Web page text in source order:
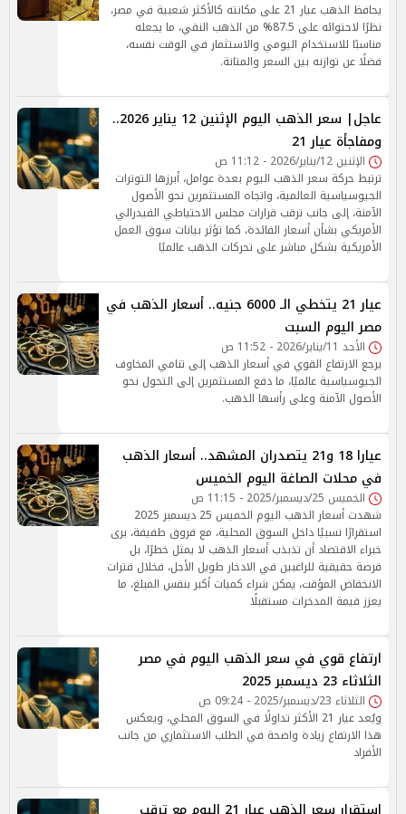
يحافظ الذهب عيار 21 على مكانته كالأكثر شعبية في مصر،
نظرًا لاحتوائه على 87.5% من الذهب النقي، ما يجعله
مناسبًا للاستخدام اليومي والاستثمار في الوقت نفسه،
فضلًا عن توازنه بين السعر والمتانة.
عاجل| سعر الذهب اليوم الإثنين 12 يناير 2026..
ومفاجأة عيار 21
الإثنين 12/يناير/2026 - 11:12 ص
ترتبط حركة سعر الذهب اليوم بعدة عوامل، أبرزها التوترات
الجيوسياسية العالمية، واتجاه المستثمرين نحو الأصول
الآمنة، إلى جانب ترقب قرارات مجلس الاحتياطي الفيدرالي
الأمريكي بشأن أسعار الفائدة، كما تؤثر بيانات سوق العمل
الأمريكية بشكل مباشر على تحركات الذهب عالميًا
عيار 21 يتخطي الـ 6000 جنيه.. أسعار الذهب في
مصر اليوم السبت
الأحد 11/يناير/2026 - 11:52 ص
يرجع الارتفاع القوي في أسعار الذهب إلى تنامي المخاوف
الجيوسياسية عالميًا، ما دفع المستثمرين إلى التحول نحو
الأصول الآمنة وعلى رأسها الذهب.
عيارا 18 و21 يتصدران المشهد.. أسعار الذهب
في محلات الصاغة اليوم الخميس
الخميس 25/ديسمبر/2025 - 11:15 ص
شهدت أسعار الذهب اليوم الخميس 25 ديسمبر 2025
استقرارًا نسبيًا داخل السوق المحلية، مع فروق طفيفة، يرى
خبراء الاقتصاد أن تذبذب أسعار الذهب لا يمثل خطرًا، بل
فرصة حقيقية للراغبين في الادخار طويل الأجل، فخلال فترات
الانخفاض المؤقت، يمكن شراء كميات أكبر بنفس المبلغ، ما
يعزز قيمة المدخرات مستقبلًا
ارتفاع قوي في سعر الذهب اليوم في مصر
الثلاثاء 23 ديسمبر 2025
الثلاثاء 23/ديسمبر/2025 - 09:24 ص
ويُعد عيار 21 الأكثر تداولًا في السوق المحلي، ويعكس
هذا الارتفاع زيادة واضحة في الطلب الاستثماري من جانب
الأفراد